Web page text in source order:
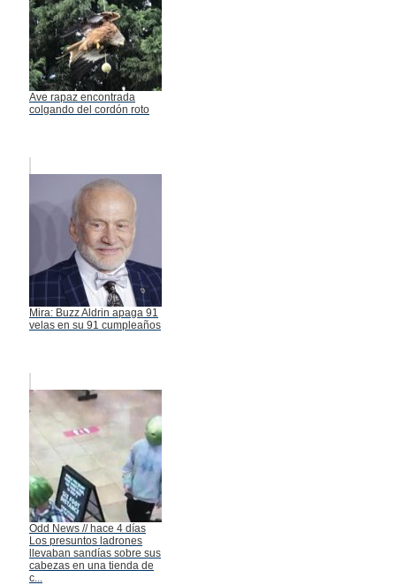
Ave rapaz encontrada
colgando del cordón roto
Mira: Buzz Aldrin apaga 91
velas en su 91 cumpleaños
Odd News // hace 4 días
Los presuntos ladrones
llevaban sandías sobre sus
cabezas en una tienda de
c...